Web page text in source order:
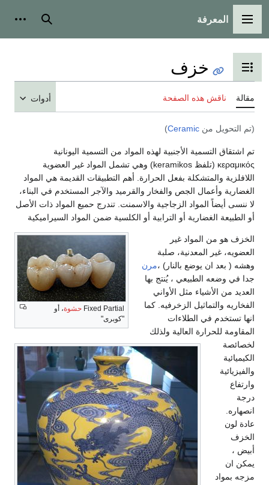
القائمة الرئيسية
المعرفة بحث
تبديل عرض جدول المحتويات
خزف
مقالة ناقش هذه الصفحة أدوات
(تم التحويل من Ceramic
)
تم اشتقاق التسمية الأجنبية لهذه المواد من التسمية اليونانية
κεραμικός (تلفظ keramikos) وهي تشمل المواد غير العضوية
اللافلزية والمتشكلة بفعل الحرارة. أهم التطبيقات القديمة هي المواد
الغضارية وأعمال الجص والفخار والقرميد والآجر المستخدم في البناء،
لا ننسى أيضاً المواد الزجاجية والاسمنت. تندرج حميع المواد ذات الأصل
أو الطبيعة الغضارية أو الترابية أو الكلسية ضمن المواد السيراميكية
Fixed Partial حشوة، أو
"كوبرى"
الخزف هو من المواد غير
العضويه، غير المعدنية، صلبة
وهشه ( بعد ان يوضع بالنار) ،مرن
جدا في وضعه الطبيعي ، يُنتج بها
العديد من الأشياء مثل الأواني
الفخاريه والتماثيل الزخرفيه. كما
انها تستخدم في الطلاءات
المقاومة للحرارة العالية ولذلك
لخصائصة
الكيميائية
والفيزيائية
وارتفاع
درجة
انصهاره.
عادة لون
الخزف
أبيض ،
يمكن ان
مزجه بمواد